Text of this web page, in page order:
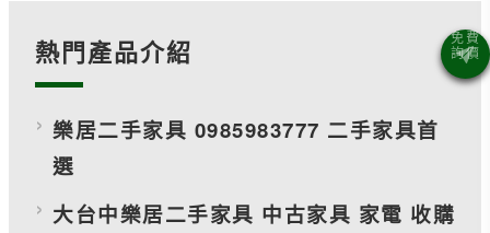
熱門產品介紹
樂居二手家具 0985983777 二手家具首
選
大台中樂居二手家具 中古家具 家電 收購